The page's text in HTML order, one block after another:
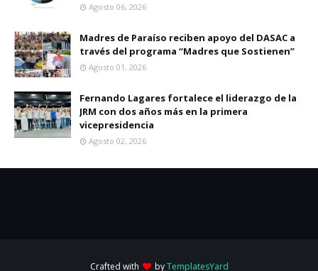
Agosto 06, 2026
Madres de Paraíso reciben apoyo del DASAC a
través del programa “Madres que Sostienen”
Agosto 01, 2026
Fernando Lagares fortalece el liderazgo de la
JRM con dos años más en la primera
vicepresidencia
Agosto 02, 2026
Crafted with byTemplatesYard